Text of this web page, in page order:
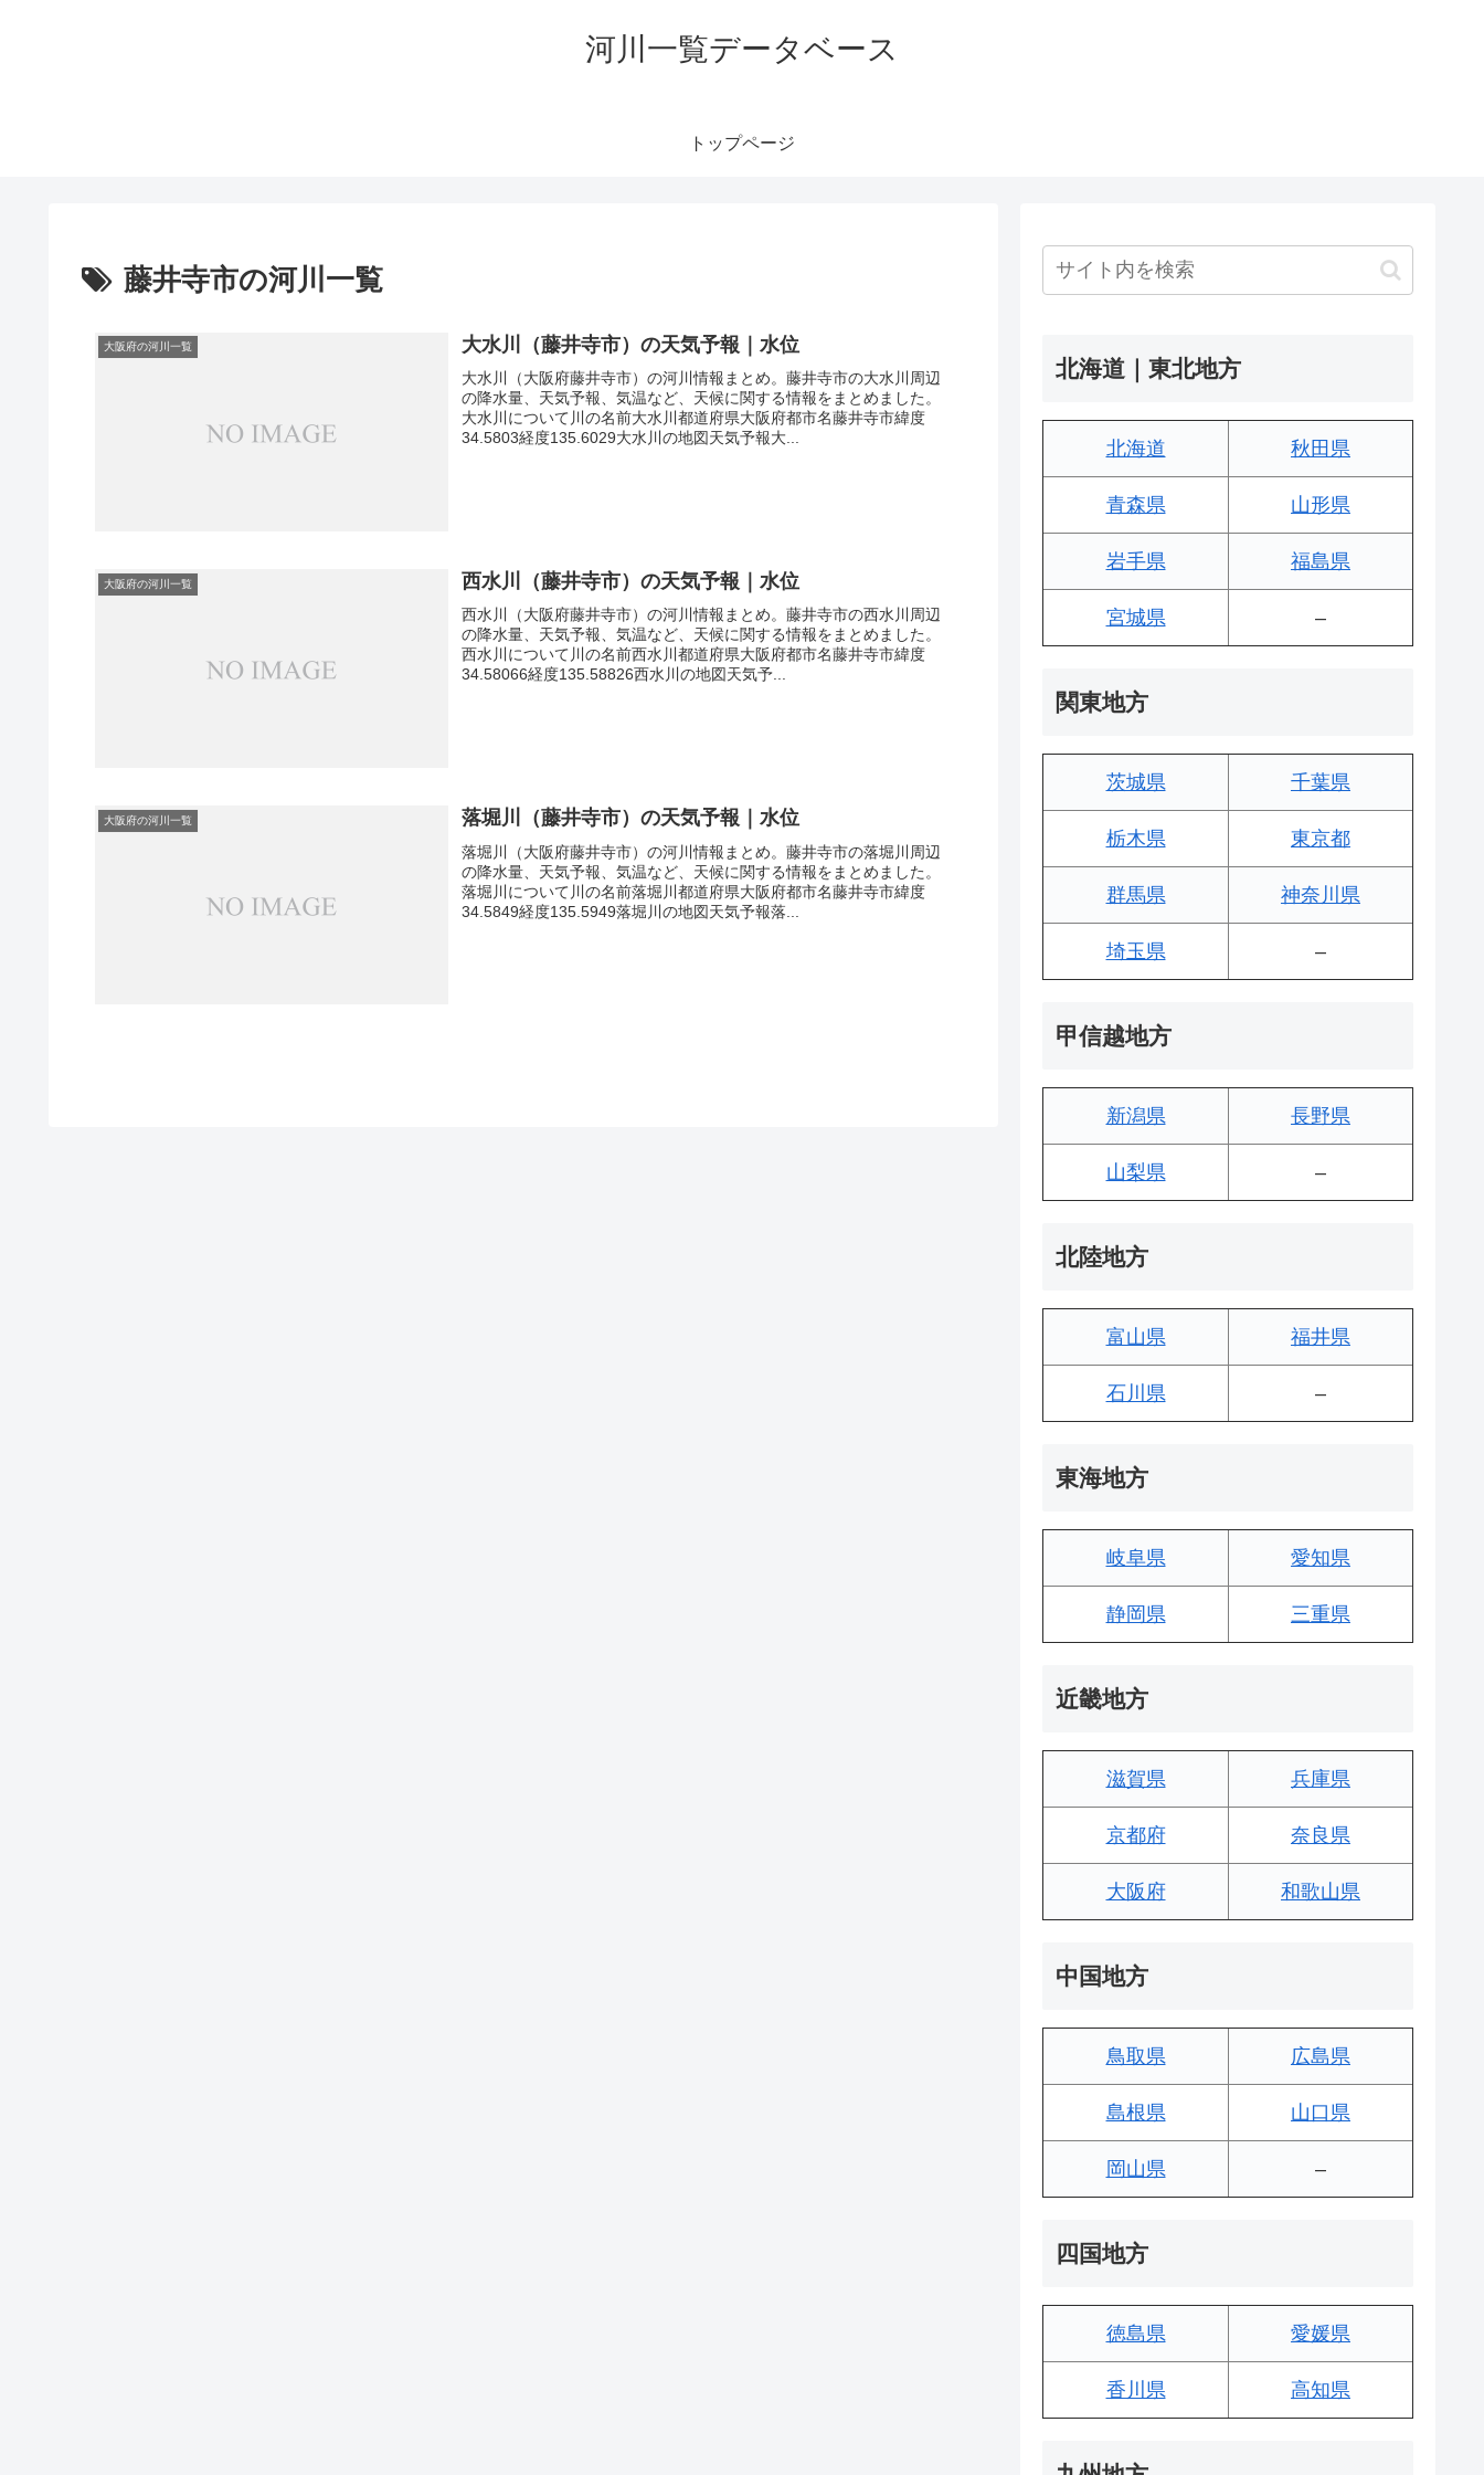
河川一覧データベース
トップページ
藤井寺市の河川一覧
大阪府の河川一覧 大水川（藤井寺市）の天気予報｜水位
大水川（大阪府藤井寺市）の河川情報まとめ。藤井寺市の大水川周辺
の降水量、天気予報、気温など、天候に関する情報をまとめました。
大水川について川の名前大水川都道府県大阪府都市名藤井寺市緯度
34.5803経度135.6029大水川の地図天気予報大...
大阪府の河川一覧 西水川（藤井寺市）の天気予報｜水位
西水川（大阪府藤井寺市）の河川情報まとめ。藤井寺市の西水川周辺
の降水量、天気予報、気温など、天候に関する情報をまとめました。
西水川について川の名前西水川都道府県大阪府都市名藤井寺市緯度
34.58066経度135.58826西水川の地図天気予...
大阪府の河川一覧 落堀川（藤井寺市）の天気予報｜水位
落堀川（大阪府藤井寺市）の河川情報まとめ。藤井寺市の落堀川周辺
の降水量、天気予報、気温など、天候に関する情報をまとめました。
落堀川について川の名前落堀川都道府県大阪府都市名藤井寺市緯度
34.5849経度135.5949落堀川の地図天気予報落...
北海道｜東北地方
北海道 秋田県
青森県 山形県
岩手県 福島県
宮城県 –
関東地方
茨城県 千葉県
栃木県 東京都
群馬県 神奈川県
埼玉県 –
甲信越地方
新潟県 長野県
山梨県 –
北陸地方
富山県 福井県
石川県 –
東海地方
岐阜県 愛知県
静岡県 三重県
近畿地方
滋賀県 兵庫県
京都府 奈良県
大阪府 和歌山県
中国地方
鳥取県 広島県
島根県 山口県
岡山県 –
四国地方
徳島県 愛媛県
香川県 高知県